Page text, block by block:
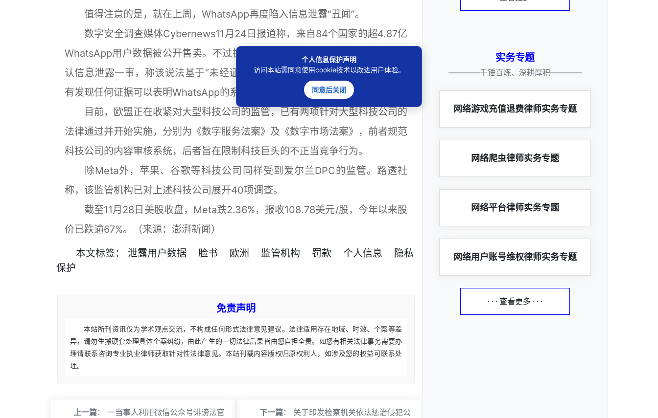
值得注意的是，就在上周，WhatsApp再度陷入信息泄露“丑闻”。
数字安全调查媒体Cybernews11月24日报道称，来自84个国家的超4.87亿
WhatsApp用户数据被公开售卖。不过据多家外媒报道，Meta发言人于27日否
认信息泄露一事，称该说法基于“未经证实的屏幕截图”，纯属推测，Meta并没
有发现任何证据可以表明WhatsApp的系统存在数据泄露。
目前，欧盟正在收紧对大型科技公司的监管，已有两项针对大型科技公司的
法律通过并开始实施，分别为《数字服务法案》及《数字市场法案》，前者规范
科技公司的内容审核系统，后者旨在限制科技巨头的不正当竞争行为。
除Meta外，苹果、谷歌等科技公司同样受到爱尔兰DPC的监管。路透社
称，该监管机构已对上述科技公司展开40项调查。
截至11月28日美股收盘，Meta跌2.36%，报收108.78美元/股，今年以来股
价已跌逾67%。（来源：澎湃新闻）
本文标签： 泄露用户数据 脸书 欧洲 监管机构 罚款 个人信息
隐私
保护
免责声明
本站所刊资讯仅为学术观点交流，不构成任何形式法律意见建议。法律适用存在地域、时效、个案等差
异，请勿生搬硬套处理具体个案纠纷，由此产生的一切法律后果皆由您自担全责。如您有相关法律事务需要办
理请联系咨询专业执业律师获取针对性法律意见。本站刊载内容版权归原权利人，如涉及您的权益可联系处
理。
上一篇： 一当事人利用微信公众号诽谤法官
下一篇： 关于印发检察机关依法惩治侵犯公
实务专题
————千锤百炼、深耕厚积————
网络游戏充值退费律师实务专题
网络爬虫律师实务专题
网络平台律师实务专题
网络用户账号维权律师实务专题
· · · 查看更多 · · ·
个人信息保护声明
访问本站需同意使用cookie技术以改进用户体验。
同意后关闭